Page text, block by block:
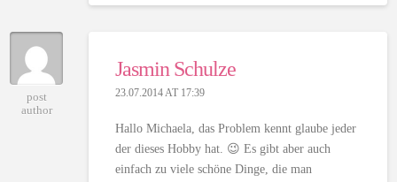
post
author
Jasmin Schulze
23.07.2014 AT 17:39
Hallo Michaela, das Problem kennt glaube jeder
der dieses Hobby hat. 😉 Es gibt aber auch
einfach zu viele schöne Dinge, die man